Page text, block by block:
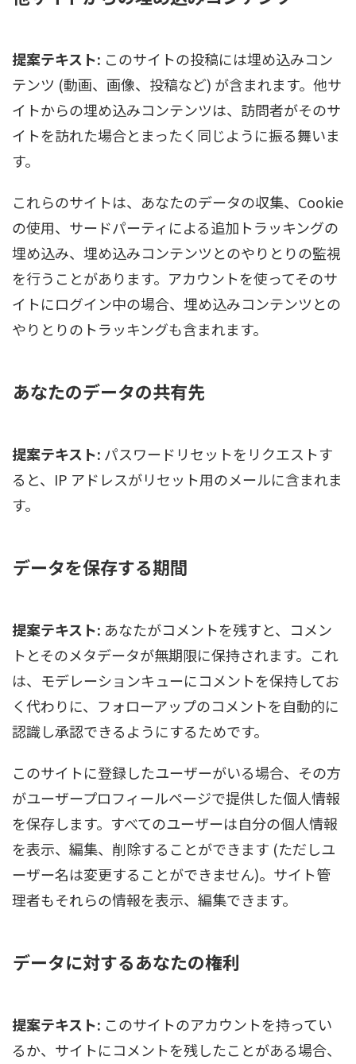
提案テキスト: このサイトの投稿には埋め込みコン
テンツ (動画、画像、投稿など) が含まれます。他サ
イトからの埋め込みコンテンツは、訪問者がそのサ
イトを訪れた場合とまったく同じように振る舞いま
す。
これらのサイトは、あなたのデータの収集、Cookie
の使用、サードパーティによる追加トラッキングの
埋め込み、埋め込みコンテンツとのやりとりの監視
を行うことがあります。アカウントを使ってそのサ
イトにログイン中の場合、埋め込みコンテンツとの
やりとりのトラッキングも含まれます。
あなたのデータの共有先
提案テキスト: パスワードリセットをリクエストす
ると、IP アドレスがリセット用のメールに含まれま
す。
データを保存する期間
提案テキスト: あなたがコメントを残すと、コメン
トとそのメタデータが無期限に保持されます。これ
は、モデレーションキューにコメントを保持してお
く代わりに、フォローアップのコメントを自動的に
認識し承認できるようにするためです。
このサイトに登録したユーザーがいる場合、その方
がユーザープロフィールページで提供した個人情報
を保存します。すべてのユーザーは自分の個人情報
を表示、編集、削除することができます (ただしユ
ーザー名は変更することができません)。サイト管
理者もそれらの情報を表示、編集できます。
データに対するあなたの権利
提案テキスト: このサイトのアカウントを持ってい
るか、サイトにコメントを残したことがある場合、